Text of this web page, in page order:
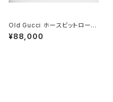
Old Gucci ホースビットローフ
ァー 38.5C tan ほぼDeadsto
ck
¥88,000